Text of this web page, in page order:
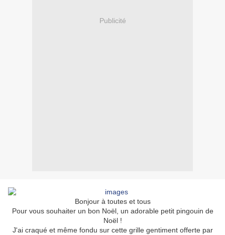
Publicité
Bonjour à toutes et tous
Pour vous souhaiter un bon Noël, un adorable petit pingouin de
Noël !
J'ai craqué et même fondu sur cette grille gentiment offerte par